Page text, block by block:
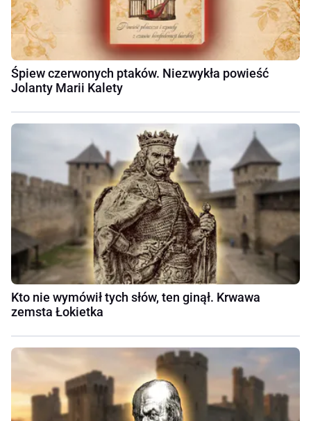
Śpiew czerwonych ptaków. Niezwykła powieść
Jolanty Marii Kalety
Kto nie wymówił tych słów, ten ginął. Krwawa
zemsta Łokietka